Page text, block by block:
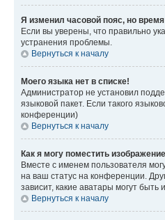
Я изменил часовой пояс, но
Если вы уверены, что правильно
устранения проблемы.
Вернуться к началу
Моего языка нет в списке!
Администратор не установил
языковой пакет. Если такого
конференции)
Вернуться к началу
Как я могу поместить
Вместе с именем пользователя
на ваш статус на конференции.
зависит, какие аватары могут
Вернуться к началу